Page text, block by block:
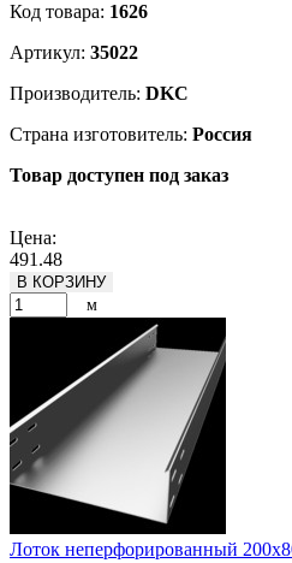
Код товара: 1626
Артикул: 35022
Производитель: DKC
Страна изготовитель: Россия
Товар доступен под заказ
Цена:
491.48
В КОРЗИНУ
м
Лоток неперфорированный